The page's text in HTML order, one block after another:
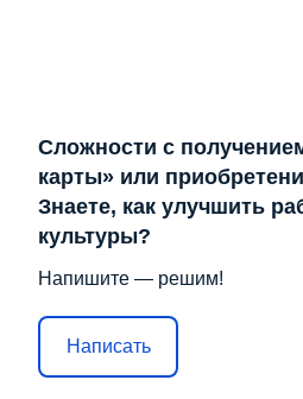
Сложности с
карты» или
Знаете, как улучшить
культуры?
Напишите — решим!
Написать